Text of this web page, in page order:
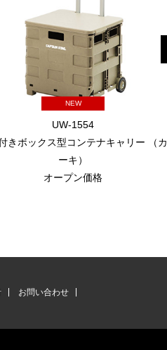
NEW
UW-1554
きボックス型コンテナキャリー （カ
ーキ）
オープン価格
お問い合わせ